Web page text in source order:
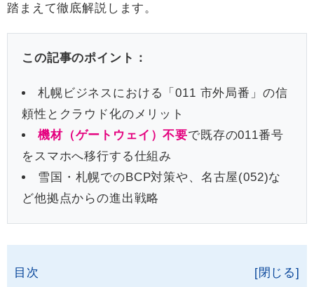
踏まえて徹底解説します。
この記事のポイント：
札幌ビジネスにおける「011 市外局番」の信
頼性とクラウド化のメリット
機材（ゲートウェイ）不要で既存の011番号
をスマホへ移行する仕組み
雪国・札幌でのBCP対策や、名古屋(052)な
ど他拠点からの進出戦略
目次 [閉じる]